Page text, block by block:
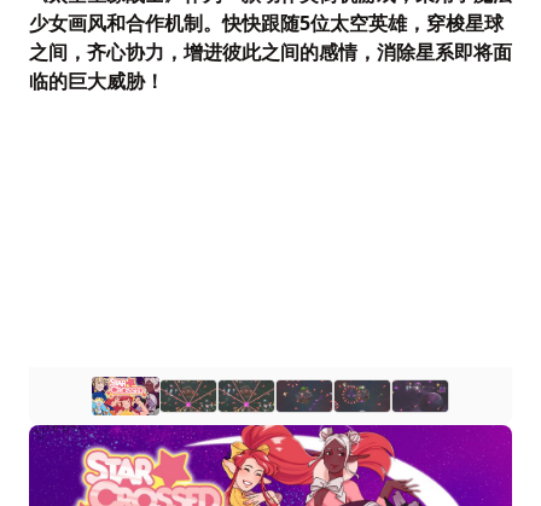
少女画风和合作机制。快快跟随5位太空英雄，穿梭星球
之间，齐心协力，增进彼此之间的感情，消除星系即将面
临的巨大威胁！